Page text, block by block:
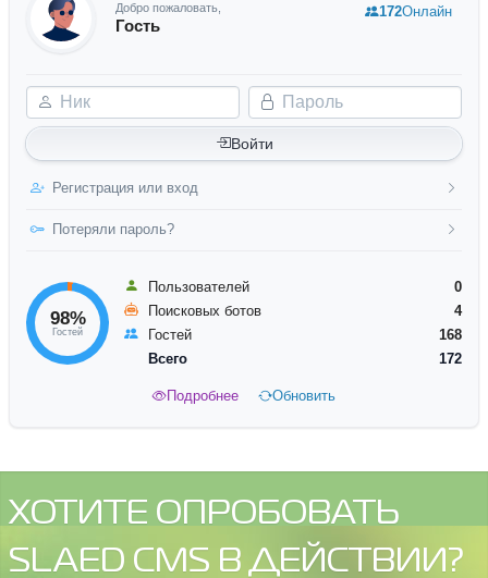
Добро пожаловать,
Гость
Ник Пароль
Войти
Регистрация или вход
Потеряли пароль?
172Онлайн
98%
Гостей
Пользователей
0
Поисковых ботов
4
Гостей
168
Всего
172
Подробнее Обновить
ХОТИТЕ ОПРОБОВАТЬ
SLAED CMS В ДЕЙСТВИИ?